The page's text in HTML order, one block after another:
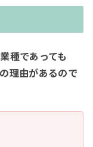
種であっても
理由があるので